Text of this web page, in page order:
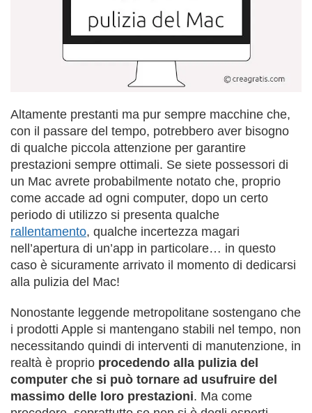
Altamente prestanti ma pur sempre macchine che,
con il passare del tempo, potrebbero aver bisogno
di qualche piccola attenzione per garantire
prestazioni sempre ottimali. Se siete possessori di
un Mac avrete probabilmente notato che, proprio
come accade ad ogni computer, dopo un certo
periodo di utilizzo si presenta qualche
rallentamento, qualche incertezza magari
nell’apertura di un’app in particolare… in questo
caso è sicuramente arrivato il momento di dedicarsi
alla pulizia del Mac!
Nonostante leggende metropolitane sostengano che
i prodotti Apple si mantengano stabili nel tempo, non
necessitando quindi di interventi di manutenzione, in
realtà è proprio procedendo alla pulizia del
computer che si può tornare ad usufruire del
massimo delle loro prestazioni. Ma come